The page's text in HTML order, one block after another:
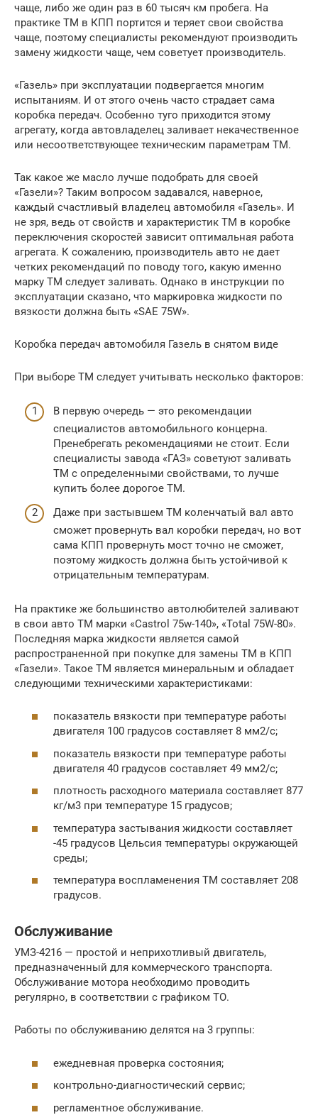
чаще, либо же один раз в 60 тысяч км пробега. На
практике ТМ в КПП портится и теряет свои свойства
чаще, поэтому специалисты рекомендуют производить
замену жидкости чаще, чем советует производитель.
«Газель» при эксплуатации подвергается многим
испытаниям. И от этого очень часто страдает сама
коробка передач. Особенно туго приходится этому
агрегату, когда автовладелец заливает некачественное
или несоответствующее техническим параметрам ТМ.
Так какое же масло лучше подобрать для своей
«Газели»? Таким вопросом задавался, наверное,
каждый счастливый владелец автомобиля «Газель». И
не зря, ведь от свойств и характеристик ТМ в коробке
переключения скоростей зависит оптимальная работа
агрегата. К сожалению, производитель авто не дает
четких рекомендаций по поводу того, какую именно
марку ТМ следует заливать. Однако в инструкции по
эксплуатации сказано, что маркировка жидкости по
вязкости должна быть «SAE 75W».
Коробка передач автомобиля Газель в снятом виде
При выборе ТМ следует учитывать несколько факторов:
В первую очередь — это рекомендации
специалистов автомобильного концерна.
Пренебрегать рекомендациями не стоит. Если
специалисты завода «ГАЗ» советуют заливать
ТМ с определенными свойствами, то лучше
купить более дорогое ТМ.
Даже при застывшем ТМ коленчатый вал авто
сможет провернуть вал коробки передач, но вот
сама КПП провернуть мост точно не сможет,
поэтому жидкость должна быть устойчивой к
отрицательным температурам.
На практике же большинство автолюбителей заливают
в свои авто ТМ марки «Castrol 75w-140», «Total 75W-80».
Последняя марка жидкости является самой
распространенной при покупке для замены ТМ в КПП
«Газели». Такое ТМ является минеральным и обладает
следующими техническими характеристиками:
показатель вязкости при температуре работы
двигателя 100 градусов составляет 8 мм2/с;
показатель вязкости при температуре работы
двигателя 40 градусов составляет 49 мм2/с;
плотность расходного материала составляет 877
кг/м3 при температуре 15 градусов;
температура застывания жидкости составляет
-45 градусов Цельсия температуры окружающей
среды;
температура воспламенения ТМ составляет 208
градусов.
Обслуживание
УМЗ-4216 — простой и неприхотливый двигатель,
предназначенный для коммерческого транспорта.
Обслуживание мотора необходимо проводить
регулярно, в соответствии с графиком ТО.
Работы по обслуживанию делятся на 3 группы:
ежедневная проверка состояния;
контрольно-диагностический сервис;
регламентное обслуживание.